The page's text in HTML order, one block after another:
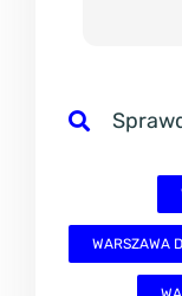
WARSZAWA